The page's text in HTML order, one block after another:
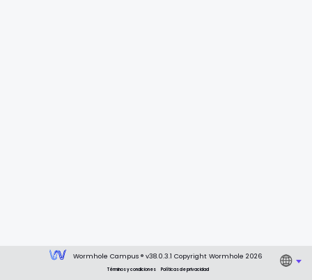
Wormhole Campus ® v38.0.3.1 Copyright Wormhole 2026
Términos y condiciones Políticas de privacidad